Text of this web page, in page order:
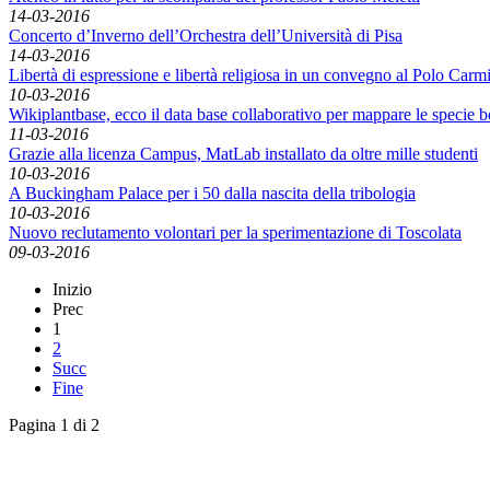
14-03-2016
Concerto d’Inverno dell’Orchestra dell’Università di Pisa
14-03-2016
Libertà di espressione e libertà religiosa in un convegno al Polo
10-03-2016
Wikiplantbase, ecco il data base collaborativo per mappare le specie
11-03-2016
Grazie alla licenza Campus, MatLab installato da oltre mille studenti
10-03-2016
A Buckingham Palace per i 50 dalla nascita della tribologia
10-03-2016
Nuovo reclutamento volontari per la sperimentazione di Toscolata
09-03-2016
Inizio
Prec
1
2
Succ
Fine
Pagina 1 di 2